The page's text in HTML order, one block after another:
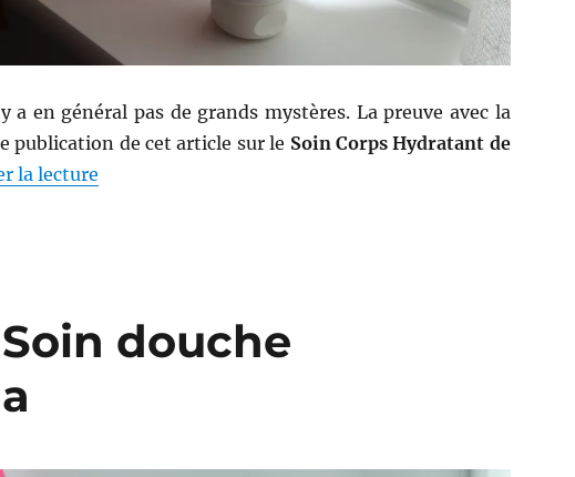
a en général pas de grands mystères. La preuve avec la
publication de cet article sur le Soin Corps Hydratant de
la lecturede « Lait corps # 27 : Soin corps hydratant – Essena »
douche